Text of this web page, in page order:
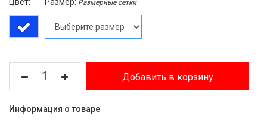
Размерные сетки
Добавить в корзину
Информация о товаре